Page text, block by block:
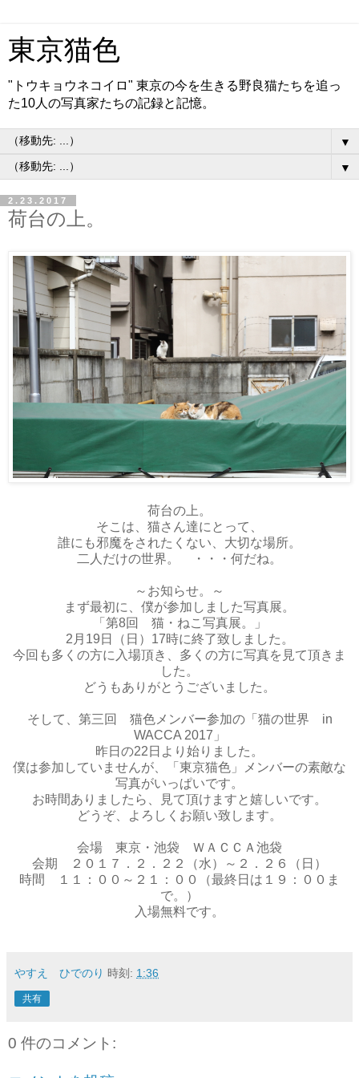
東京猫色
"トウキョウネコイロ" 東京の今を生きる野良猫たちを追っ
た10人の写真家たちの記録と記憶。
▼
▼
2.23.2017
荷台の上。
荷台の上。
そこは、猫さん達にとって、
誰にも邪魔をされたくない、大切な場所。
二人だけの世界。 ・・・何だね。
～お知らせ。～
まず最初に、僕が参加しました写真展。
「第8回 猫・ねこ写真展。」
2月19日（日）17時に終了致しました。
今回も多くの方に入場頂き、多くの方に写真を見て頂きま
した。
どうもありがとうございました。
そして、第三回 猫色メンバー参加の「猫の世界 in
WACCA 2017」
昨日の22日より始りました。
僕は参加していませんが、「東京猫色」メンバーの素敵な
写真がいっぱいです。
お時間ありましたら、見て頂けますと嬉しいです。
どうぞ、よろしくお願い致します。
会場 東京・池袋 ＷＡＣＣＡ池袋
会期 ２０１７．２．２２（水）～２．２６（日）
時間 １１：００～２１：００（最終日は１９：００ま
で。）
入場無料です。
やすえ ひでのり 時刻: 1:36
共有
0 件のコメント: